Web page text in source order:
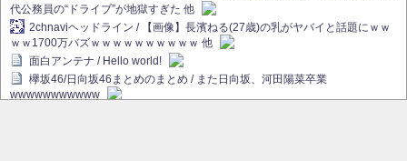
代公務員の“ドライブ”が地獄すぎた 他
2chnaviヘッドライン / 【画像】長濱ねる(27歳)の乳がヤバイと話題にｗｗ
ｗｗ1700万バズｗｗｗｗｗｗｗｗｗｗ 他
面白アンテナ / Hello world!
欅坂46/日向坂46まとめのまとめ / また日向坂、河田陽菜卒業
wwwwwwwwwww